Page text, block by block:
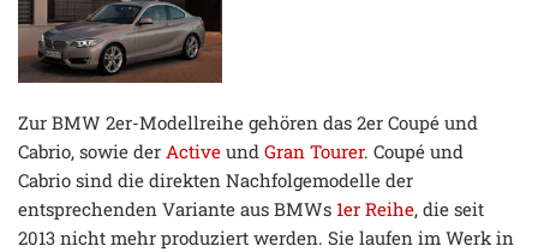
Zur BMW 2er-Modellreihe gehören das 2er Coupé und
Cabrio, sowie der Active und Gran Tourer. Coupé und
Cabrio sind die direkten Nachfolgemodelle der
entsprechenden Variante aus BMWs 1er Reihe, die seit
2013 nicht mehr produziert werden. Sie laufen im Werk in